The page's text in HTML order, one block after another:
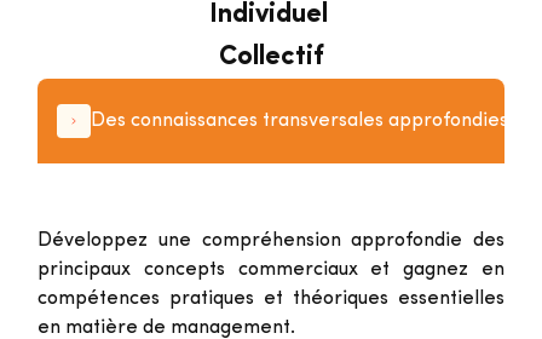
Individuel
Collectif
Des connaissances transversales approfondies
Développez une compréhension approfondie des
principaux concepts commerciaux et gagnez en
compétences pratiques et théoriques essentielles
en matière de management.